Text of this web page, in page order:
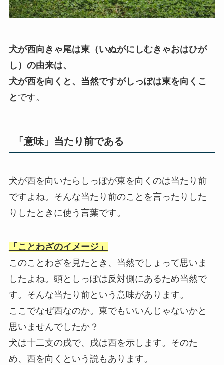
犬が西向きゃ尾は東（いぬがにしむきゃおはひが
し）の由来は、
犬が西を向くと、当然ですがしっぽは東を向くこ
と です。
「意味」当たり前である
犬が西を向いたらしっぽが東を向くのは当たり前
ですよね。そんな当たり前のことを言ったりした
りしたときに使う言葉です。
「ことわざのイメージ」
このことわざを見たとき、当然でしょって思いま
したよね。頭としっぽは反対側にあるため当然で
す。そんな当たり前という意味があります。
ここでなぜ西なのか。東でもいいんじゃないかと
思いませんでしたか？
犬は十二支の戌で、戌は西を示します。そのた
め、西を向くという説もあります。